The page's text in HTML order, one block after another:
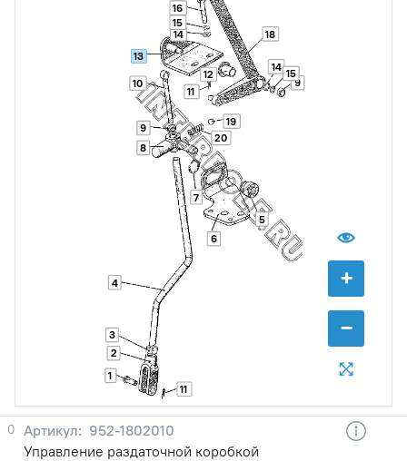
+
−
1
2
3
4
5
6
7
8
9
9
10
11
11
12
13
14
14
15
15
16
18
19
20
0
952-1802010
Управление раздаточной коробкой